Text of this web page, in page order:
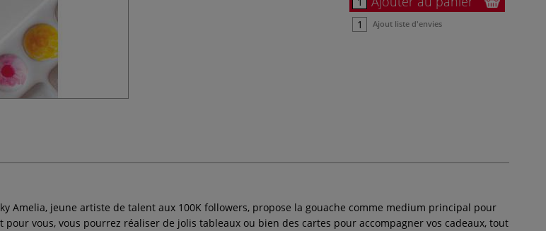
Ajout liste d'envies
Amelia, jeune artiste de talent aux 100K followers, propose la gouache comme medium principal pour
vous, vous pourrez réaliser de jolis tableaux ou bien des cartes pour accompagner vos cadeaux, tout